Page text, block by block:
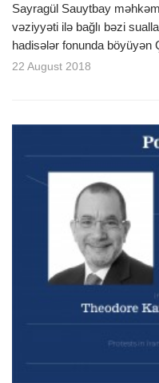
Sayragül Sauytbay
vəziyyəti ilə bağlı bəzi
hadisələr fonunda böyüyən
22 August 2018